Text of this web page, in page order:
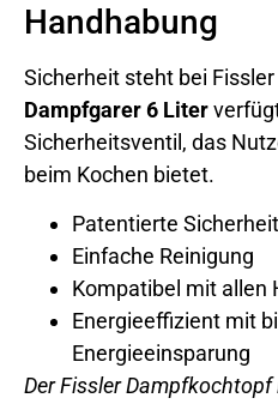
Handhabung
Sicherheit steht bei
Dampfgarer 6 Liter
Sicherheitsventil, das
beim Kochen bietet.
Patentierte
Einfache Reinigung
Kompatibel mit allen
Energieeffizient mit
Energieeinsparung
Der Fissler